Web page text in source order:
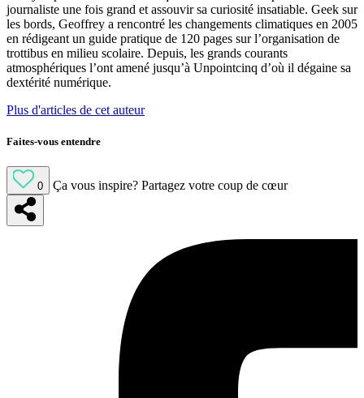
journaliste une fois grand et assouvir sa curiosité insatiable. Geek sur
les bords, Geoffrey a rencontré les changements climatiques en 2005
en rédigeant un guide pratique de 120 pages sur l’organisation de
trottibus en milieu scolaire. Depuis, les grands courants
atmosphériques l’ont amené jusqu’à Unpointcinq d’où il dégaine sa
dextérité numérique.
Plus d'articles de cet auteur
Faites-vous entendre
0 Ça vous inspire? Partagez votre coup de cœur